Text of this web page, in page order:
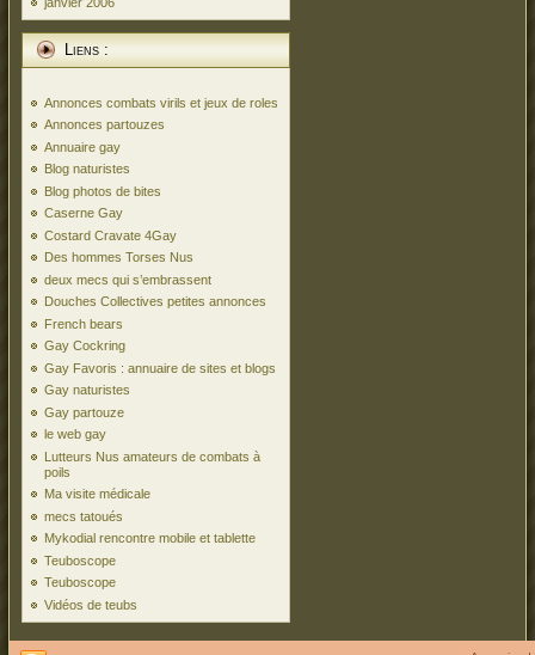
Liens :
Annonces combats virils et jeux de roles
Annonces partouzes
Annuaire gay
Blog naturistes
Blog photos de bites
Caserne Gay
Costard Cravate 4Gay
Des hommes Torses Nus
deux mecs qui s’embrassent
Douches Collectives petites annonces
French bears
Gay Cockring
Gay Favoris : annuaire de sites et blogs
Gay naturistes
Gay partouze
le web gay
Lutteurs Nus amateurs de combats à
poils
Ma visite médicale
mecs tatoués
Mykodial rencontre mobile et tablette
Teuboscope
Teuboscope
Vidéos de teubs